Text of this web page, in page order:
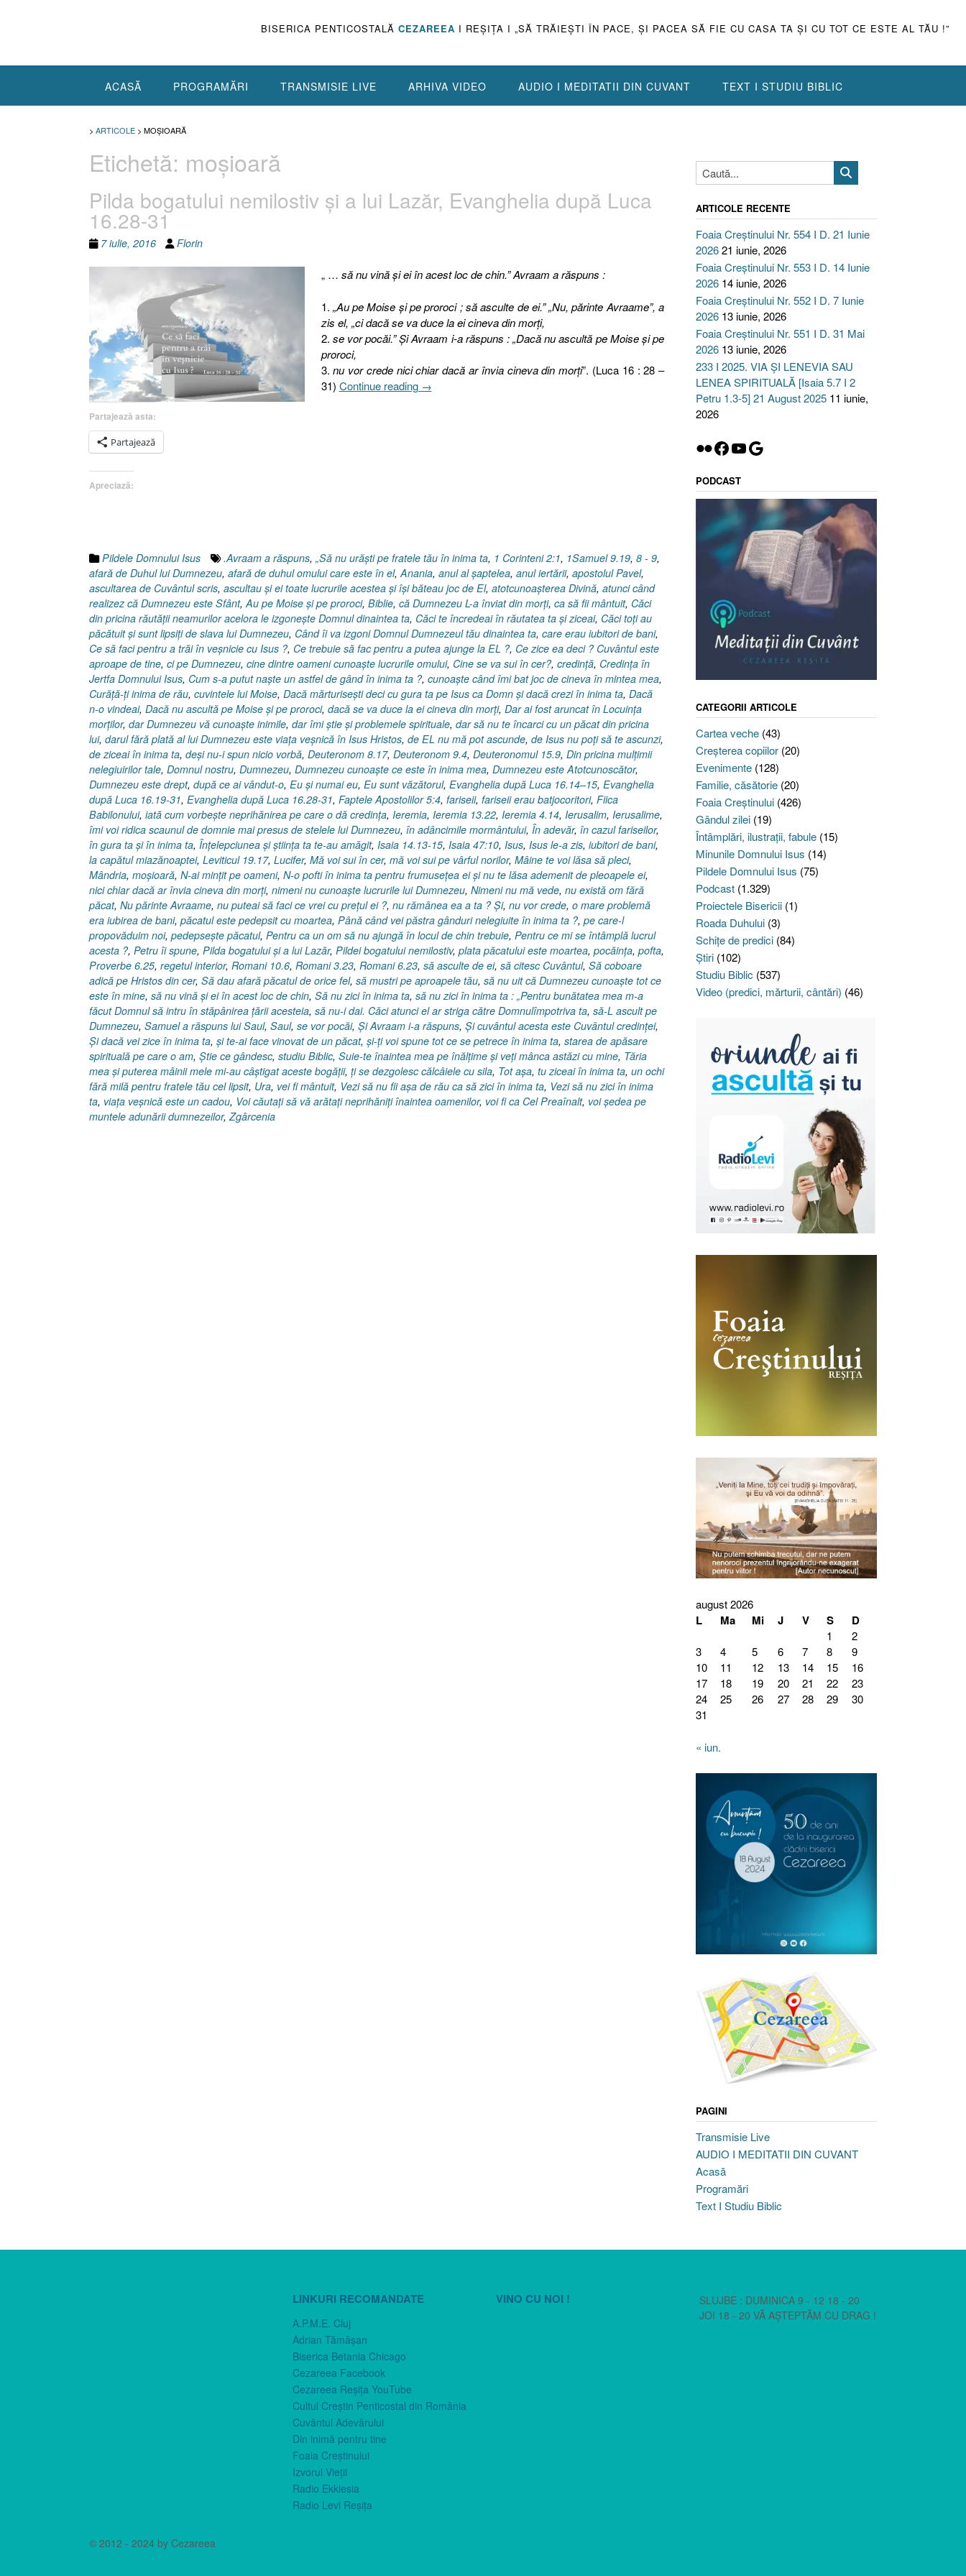
BISERICA PENTICOSTALĂ CEZAREEA I REŞIŢA I „SĂ TRĂIEŞTI ÎN PACE, ŞI PACEA SĂ FIE CU CASA TA ŞI CU TOT CE ESTE AL TĂU !”
ACASĂ PROGRAMĂRI TRANSMISIE LIVE ARHIVA VIDEO AUDIO I MEDITATII DIN CUVANT TEXT I STUDIU BIBLIC
> ARTICOLE > MOŞIOARĂ
Etichetă: moşioară
Pilda bogatului nemilostiv şi a lui Lazăr, Evanghelia după Luca
16.28-31
7 iulie, 2016 Florin
„ … să nu vină şi ei în acest loc de chin.” Avraam a răspuns :
1. „Au pe Moise şi pe proroci ; să asculte de ei.” „Nu, părinte Avraame”, a
zis el, „ci dacă se va duce la ei cineva din morţi,
2. se vor pocăi.” Şi Avraam i-a răspuns : „Dacă nu ascultă pe Moise şi pe
proroci,
3.nu vor crede nici chiar dacă ar învia cineva din morţi”. (Luca 16 : 28 –
31) Continue reading „Pilda
31”
→
Partajează asta:
Partajează
Apreciază:
Pildele Domnului Isus .Avraam a răspuns, „Să nu urăşti pe fratele tău în inima ta, 1 Corinteni 2:1, 1Samuel 9.19, 8 - 9,
afară de Duhul lui Dumnezeu, afară de duhul omului care este în el,Anania, anul al şaptelea, anul iertării, apostolul Pavel,
ascultarea de Cuvântul scris, ascultau şi ei toate lucrurile acestea şi îşi băteau joc de El, atotcunoaşterea Divină, atunci când
realizez că Dumnezeu este Sfânt,Au pe Moise şi pe proroci, Biblie, că Dumnezeu L-a înviat din morţi, ca să fii mântuit, Căci
din pricina răutăţii neamurilor acelora le izgoneşte Domnul dinaintea ta, Căci te încredeai în răutatea ta şi ziceai, Căci toţi au
păcătuit şi sunt lipsiţi de slava lui Dumnezeu, Când îi va izgoni Domnul Dumnezeul tău dinaintea ta, care erau iubitori de bani,
Ce să faci pentru a trăi în veşnicie cu Isus ?, Ce trebuie să fac pentru a putea ajunge la EL ?, Ce zice ea deci ? Cuvântul este
aproape de tine, ci pe Dumnezeu, cine dintre oameni cunoaşte lucrurile omului, Cine se va sui în cer?, credinţă, Credinţa în
Jertfa Domnului Isus, Cum s-a putut naşte un astfel de gând în inima ta ?, cunoaşte când îmi bat joc de cineva în mintea mea,
Curăţă-ţi inima de rău, cuvintele lui Moise, Dacă mărturiseşti deci cu gura ta pe Isus ca Domn şi dacă crezi în inima ta, Dacă
n-o vindeai, Dacă nu ascultă pe Moise şi pe proroci, dacă se va duce la ei cineva din morţi, Dar ai fost aruncat în Locuinţa
morţilor, dar Dumnezeu vă cunoaşte inimile, dar îmi ştie şi problemele spirituale, dar să nu te încarci cu un păcat din pricina
lui, darul fără plată al lui Dumnezeu este viaţa veşnică în Isus Hristos, de EL nu mă pot ascunde, de Isus nu poţi să te ascunzi,
de ziceai în inima ta, deşi nu-i spun nicio vorbă, Deuteronom 8.17, Deuteronom 9.4, Deuteronomul 15.9, Din pricina mulţimii
nelegiuirilor tale, Domnul nostru, Dumnezeu, Dumnezeu cunoaşte ce este în inima mea, Dumnezeu este Atotcunoscător,
Dumnezeu este drept, după ce ai vândut-o, Eu şi numai eu, Eu sunt văzătorul, Evanghelia după Luca 16.14–15, Evanghelia
după Luca 16.19-31, Evanghelia după Luca 16.28-31, Faptele Apostolilor 5:4, fariseii, fariseii erau batjocoritori, Fiica
Babilonului, iată cum vorbeşte neprihănirea pe care o dă credinţa, Ieremia, Ieremia 13.22, Ieremia 4.14, Ierusalim, Ierusalime,
îmi voi ridica scaunul de domnie mai presus de stelele lui Dumnezeu, în adâncimile mormântului, În adevăr, în cazul fariseilor,
în gura ta şi în inima ta, Înţelepciunea şi ştiinţa ta te-au amăgit, Isaia 14.13-15, Isaia 47:10, Isus, Isus le-a zis, iubitori de bani,
la capătul miazănoaptei, Leviticul 19.17, Lucifer, Mă voi sui în cer, mă voi sui pe vârful norilor, Mâine te voi lăsa să pleci,
Mândria, moşioară, N-ai minţit pe oameni, N-o pofti în inima ta pentru frumuseţea ei şi nu te lăsa ademenit de pleoapele ei,
nici chiar dacă ar învia cineva din morţi, nimeni nu cunoaşte lucrurile lui Dumnezeu, Nimeni nu mă vede, nu există om fără
păcat, Nu părinte Avraame, nu puteai să faci ce vrei cu preţul ei ?, nu rămânea ea a ta ? Şi, nu vor crede, o mare problemă
era iubirea de bani, păcatul este pedepsit cu moartea, Până când vei păstra gânduri nelegiuite în inima ta ?, pe care-l
propovăduim noi, pedepseşte păcatul, Pentru ca un om să nu ajungă în locul de chin trebuie, Pentru ce mi se întâmplă lucrul
acesta ?, Petru îi spune, Pilda bogatului şi a lui Lazăr, Pildei bogatului nemilostiv, plata păcatului este moartea, pocăinţa, pofta,
Proverbe 6.25, regetul interior, Romani 10.6, Romani 3.23, Romani 6.23, să asculte de ei, să citesc Cuvântul, Să coboare
adică pe Hristos din cer, Să dau afară păcatul de orice fel, să mustri pe aproapele tău, să nu uit că Dumnezeu cunoaşte tot ce
este în mine, să nu vină şi ei în acest loc de chin, Să nu zici în inima ta, să nu zici în inima ta : „Pentru bunătatea mea m-a
făcut Domnul să intru în stăpânirea ţării acesteia, să nu-i dai. Căci atunci el ar striga către Domnulîmpotriva ta, să-L ascult pe
Dumnezeu, Samuel a răspuns lui Saul, Saul, se vor pocăi, Şi Avraam i-a răspuns, Şi cuvântul acesta este Cuvântul credinţei,
Şi dacă vei zice în inima ta, şi te-ai face vinovat de un păcat, şi-ţi voi spune tot ce se petrece în inima ta, starea de apăsare
spirituală pe care o am, Ştie ce gândesc, studiu Biblic, Suie-te înaintea mea pe înălţime şi veţi mânca astăzi cu mine, Tăria
mea şi puterea mâinii mele mi-au câştigat aceste bogăţii, ţi se dezgolesc călcâiele cu sila, Tot aşa, tu ziceai în inima ta, un ochi
fără milă pentru fratele tău cel lipsit, Ura, vei fi mântuit, Vezi să nu fii aşa de rău ca să zici în inima ta, Vezi să nu zici în inima
ta, viaţa veşnică este un cadou, Voi căutaţi să vă arătaţi neprihăniţi înaintea oamenilor, voi fi ca Cel Preaînalt, voi şedea pe
muntele adunării dumnezeilor,Zgârcenia
ARTICOLE RECENTE
Foaia Creștinului Nr. 554 I D. 21 Iunie
202621 iunie, 2026
Foaia Creștinului Nr. 553 I D. 14 Iunie
2026 14 iunie, 2026
Foaia Creștinului Nr. 552 I D. 7 Iunie
2026 13 iunie, 2026
Foaia Creștinului Nr. 551 I D. 31 Mai
2026 13 iunie, 2026
233 I 2025. VIA ȘI LENEVIA SAU
LENEA SPIRITUALĂ [Isaia 5.7 I 2
Petru 1.3-5] 21 August 2025 11 iunie,
2026
Flickr
Facebook
YouTube
Google
PODCAST
CATEGORII ARTICOLE
Cartea veche(43)
Creşterea copiilor(20)
Evenimente(128)
Familie, căsătorie(20)
Foaia Creştinului(426)
Gândul zilei(19)
Întâmplări, ilustraţii, fabule(15)
Minunile Domnului Isus (14)
Pildele Domnului Isus (75)
Podcast(1.329)
Proiectele Bisericii(1)
Roada Duhului(3)
Schiţe de predici(84)
Ştiri(102)
Studiu Biblic (537)
Video (predici, mărturii, cântări) (46)
august 2026
L Ma Mi J V S D
1
2
3
4 5 6 7 8
9
10
11 12 13 14 15
16
17
18 19 20 21 22
23
24
25 26 27 28 29
30
31
« iun.
PAGINI
Transmisie Live
AUDIO I MEDITATII DIN CUVANT
Acasă
Programări
Text I Studiu Biblic
LINKURI RECOMANDATE
A.P.M.E. Cluj
Adrian Tămăşan
Biserica Betania Chicago
Cezareea Facebook
Cezareea Reşiţa YouTube
Cultul Creştin Penticostal din România
Cuvântul Adevărului
Din inimă pentru tine
Foaia Creştinului
Izvorul Vieţii
Radio Ekklesia
Radio Levi Reşiţa
VINO CU NOI !
SLUJBE : DUMINICA 9 - 12 18 - 20
JOI 18 - 20 VĂ AȘTEPTĂM CU DRAG !
© 2012 - 2024 by Cezareea